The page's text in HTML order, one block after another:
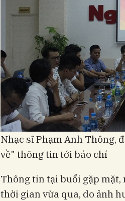
Nhạc sĩ Phạm Anh Thông,
về" thông tin tới báo chí
Thông tin tại buổi gặp
thời gian vừa qua, do ảnh